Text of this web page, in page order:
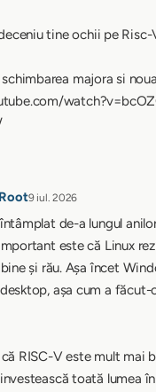
tine ochii pe
majora si
9 iul. 2026
de-a lungul
este că Linux
și rău. Așa încet
așa cum a făcut-
RISC-V este mult mai
toată lumea